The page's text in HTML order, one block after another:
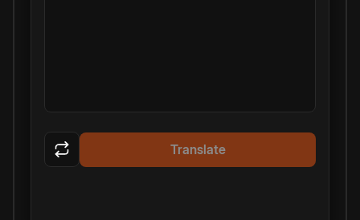
Translate